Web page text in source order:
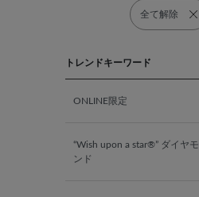
全て解除
トレンドキーワード
ONLINE限定
“Wish upon a star®” ダイヤモ
ンド